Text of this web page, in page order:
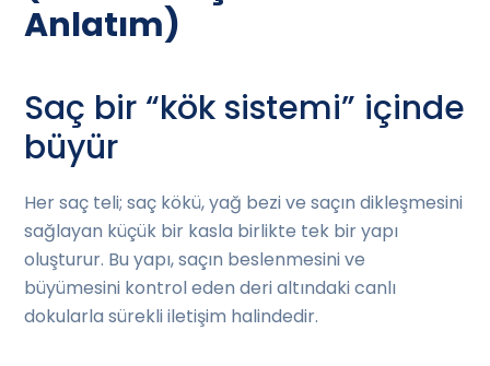
Anlatım)
Saç bir “kök sistemi” içinde
büyür
Her saç teli; saç kökü, yağ bezi ve saçın dikleşmesini
sağlayan küçük bir kasla birlikte tek bir yapı
oluşturur. Bu yapı, saçın beslenmesini ve
büyümesini kontrol eden deri altındaki canlı
dokularla sürekli iletişim halindedir.